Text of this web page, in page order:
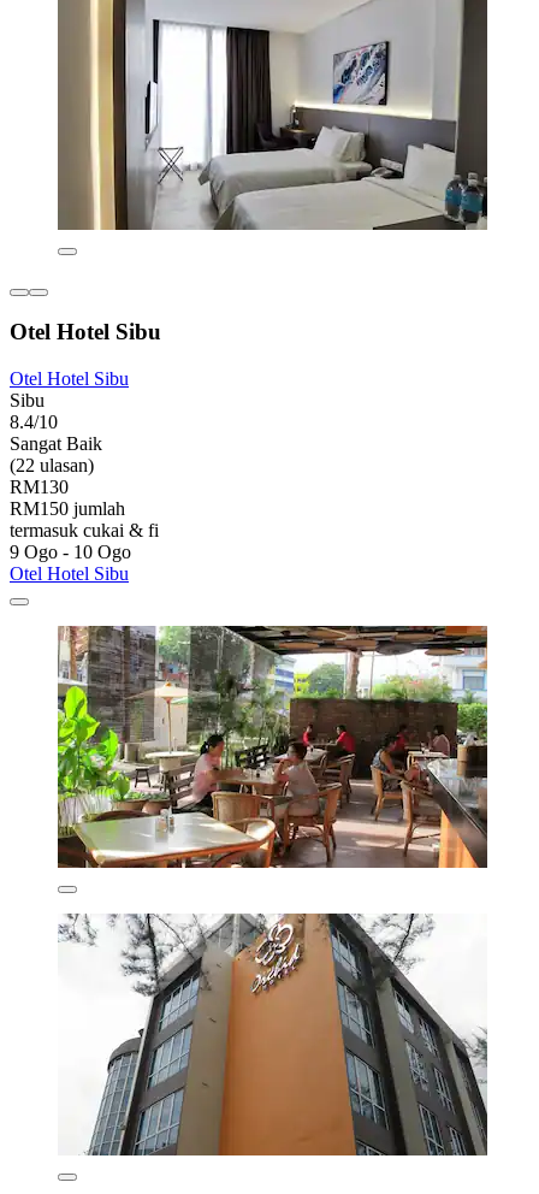
Otel Hotel Sibu
Otel Hotel Sibu
Sibu
8.4/10
Sangat Baik
(22 ulasan)
RM130
RM150 jumlah
termasuk cukai & fi
9 Ogo - 10 Ogo
Otel Hotel Sibu